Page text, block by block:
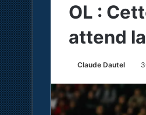
OL :
attend
Claude Dautel